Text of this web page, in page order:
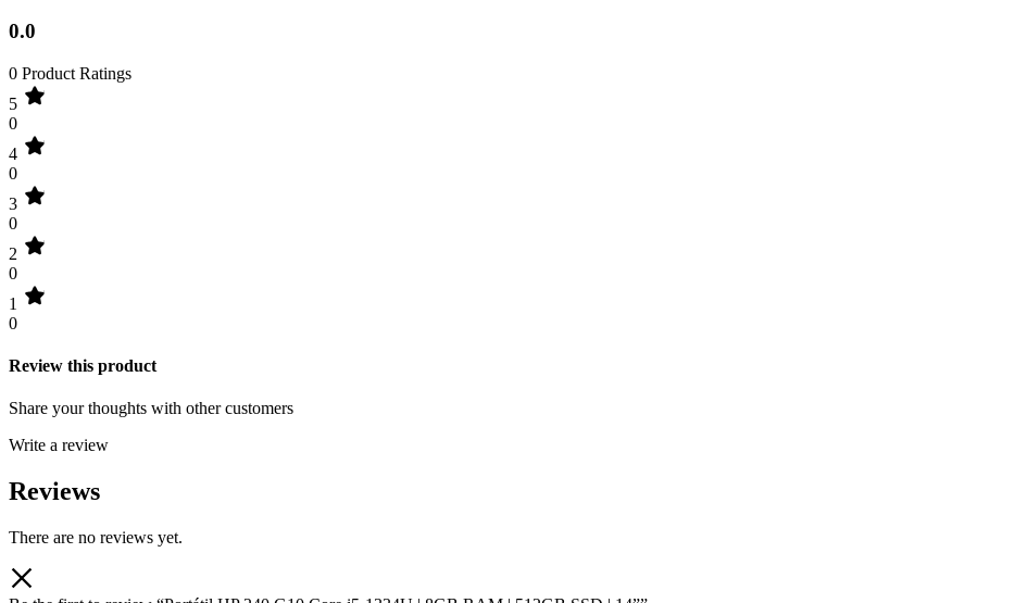
0.0
0 Product Ratings
5
0
4
0
3
0
2
0
1
0
Review this product
Share your thoughts with other customers
Write a review
Reviews
There are no reviews yet.